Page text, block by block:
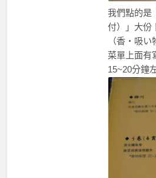
我們點的是
付）」大份
（香・吸
菜單上面有
15~20分鐘